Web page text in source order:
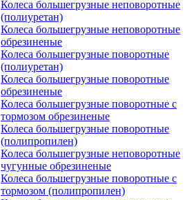
Колеса большегрузные неповоротные
(полиуретан)
Колеса большегрузные неповоротные
обрезиненые
Колеса большегрузные поворотные
(полиуретан)
Колеса большегрузные поворотные
обрезиненые
Колеса большегрузные поворотные с
тормозом обрезиненые
Колеса большегрузные поворотные
(полипропилен)
Колеса большегрузные неповоротные
чугунные обрезиненые
Колеса большегрузные поворотные с
тормозом (полипропилен)